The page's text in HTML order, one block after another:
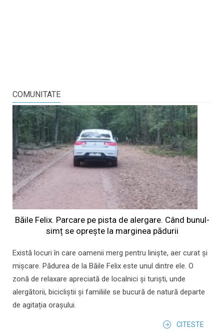
COMUNITATE
Băile Felix. Parcare pe pista de alergare. Când bunul-
simț se oprește la marginea pădurii
Există locuri în care oamenii merg pentru liniște, aer curat și
mișcare. Pădurea de la Băile Felix este unul dintre ele. O
zonă de relaxare apreciată de localnici și turiști, unde
alergătorii, bicicliștii și familiile se bucură de natură departe
de agitația orașului.
CITESTE